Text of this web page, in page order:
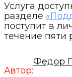
Услуга
разделе
поступит в
течение пяти
Автор:
Федор